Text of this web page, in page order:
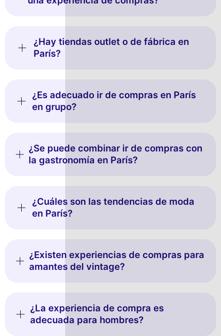
¿Hay tiendas outlet o de fábrica en
París?
¿Es adecuado ir de compras en París
en grupo?
¿Se puede combinar ir de compras con
la gastronomía en París?
¿Cuáles son las tendencias de moda
en París?
¿Existen experiencias de compras para
amantes del vintage?
¿La experiencia de compra es
adecuada para hombres?